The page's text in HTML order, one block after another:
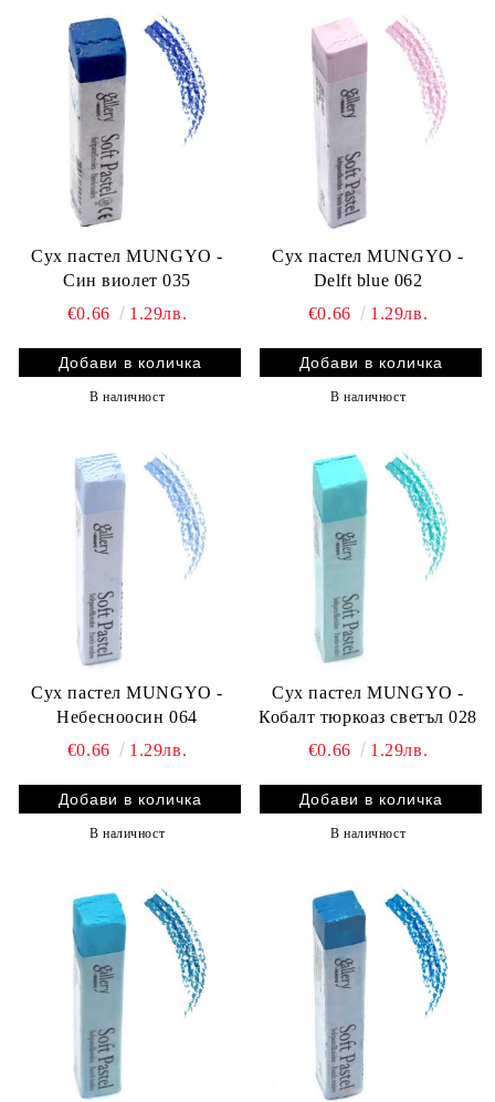
Сух пастел MUNGYO -
Син виолет 035
€0.66
1.29лв.
В наличност
Сух пастел MUNGYO -
Delft blue 062
€0.66
1.29лв.
В наличност
Сух пастел MUNGYO -
Небесноосин 064
€0.66
1.29лв.
В наличност
Сух пастел MUNGYO -
Кобалт тюркоаз светъл 028
€0.66
1.29лв.
В наличност